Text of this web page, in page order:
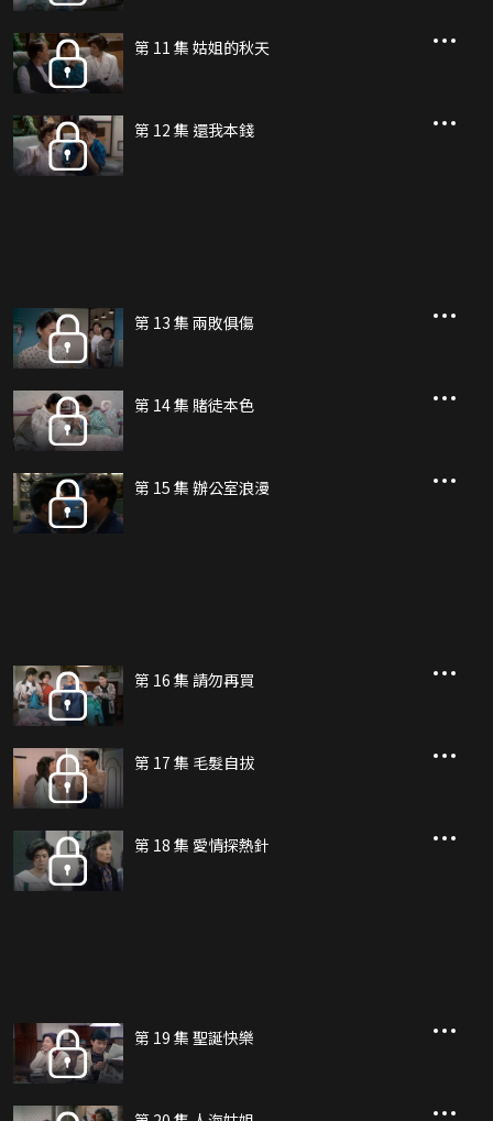
第 11 集 姑姐的秋天
第 12 集 還我本錢
第 13 集 兩敗俱傷
第 14 集 賭徒本色
第 15 集 辦公室浪漫
第 16 集 請勿再買
第 17 集 毛髮自拔
第 18 集 愛情探熱針
第 19 集 聖誕快樂